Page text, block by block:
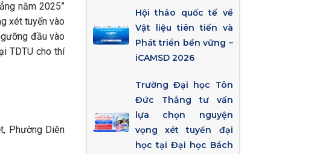
năm 2025”
xét tuyển vào
đầu vào
TDTU cho thí
Phường Diên
Hội thảo quốc tế về
Vật liệu tiên tiến và
Phát triển bền vững –
iCAMSD 2026
Trường Đại học Tôn
Đức Thắng tư vấn
lựa chọn nguyện
vọng xét tuyển đại
học tại Đại học Bách